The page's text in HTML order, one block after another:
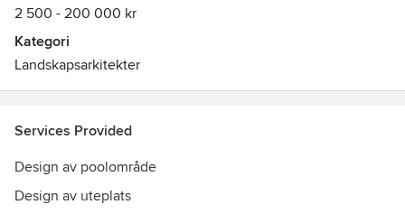
2 500 - 200 000 kr
Kategori
Landskapsarkitekter
Services Provided
Design av poolområde
Design av uteplats